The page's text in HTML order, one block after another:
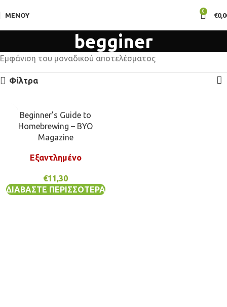
ΜΕΝΟΎ
0
€
begginer
Εμφάνιση του μοναδικού αποτελέσματος
Φίλτρα
Beginner’s Guide to
Homebrewing – BYO
Magazine
Εξαντλημένο
€11,30
ΔΙΑΒΆΣΤΕ ΠΕΡΙΣΣΌΤΕΡΑ